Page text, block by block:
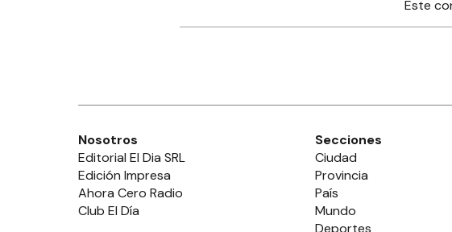
Este
Nosotros
Editorial El Dia SRL
Edición Impresa
Ahora Cero Radio
Club El Día
Secciones
Ciudad
Provincia
País
Mundo
Deportes